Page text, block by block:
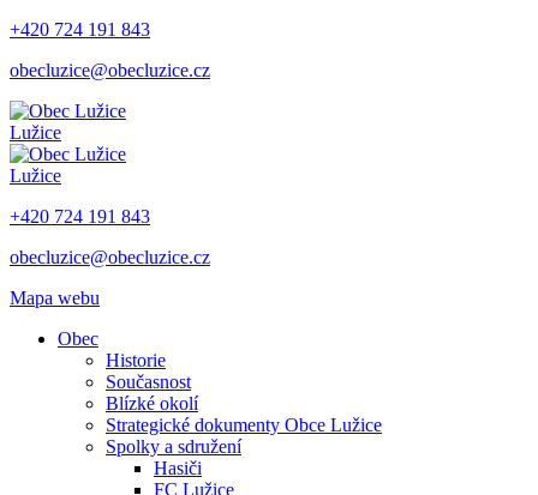
+420 724 191 843
obecluzice@obecluzice.cz
Lužice
Lužice
+420 724 191 843
obecluzice@obecluzice.cz
Mapa webu
Obec
Historie
Současnost
Blízké okolí
Strategické dokumenty Obce Lužice
Spolky a sdružení
Hasiči
FC Lužice